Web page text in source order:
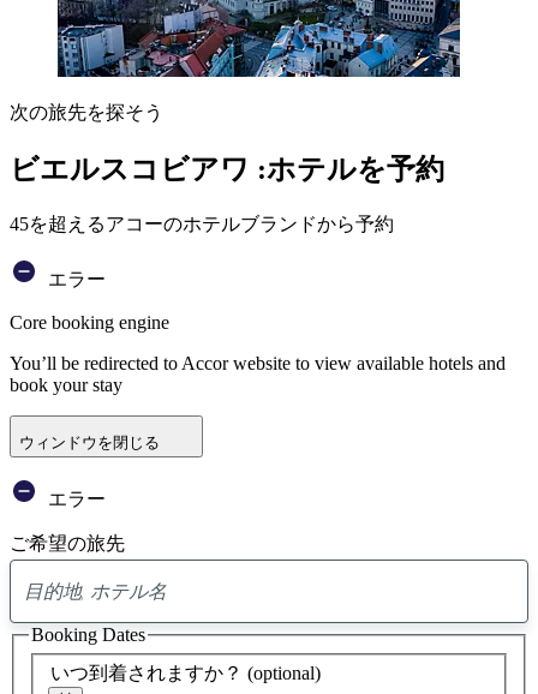
次の旅先を探そう
ビエルスコビアワ :ホテルを予約
45を超えるアコーのホテルブランドから予約
エラー
Core booking engine
You’ll be redirected to Accor website to view available hotels and
book your stay
ウィンドウを閉じる
エラー
ご希望の旅先
ア
ド
バ
イ
いつ到着されますか？ (optional)
Booking Dates